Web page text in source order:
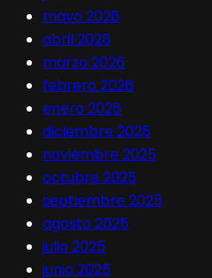
mayo 2026
abril 2026
marzo 2026
febrero 2026
enero 2026
diciembre 2025
noviembre 2025
octubre 2025
septiembre 2025
agosto 2025
julio 2025
junio 2025